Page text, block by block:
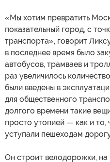
«Мы хотим превратить
показательный город, с
транспорта», говорит
в последнее время было
автобусов, трамваев и
раз увеличилось
были введены в
для общественного
долгого времени такие
просто утопией — как и то,
уступали пешеходам
Он строит велодорожки, на